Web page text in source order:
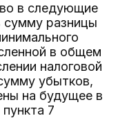
в следующие
сумму разницы
в общем
налоговой
убытков,
на будущее в
7